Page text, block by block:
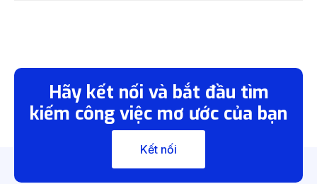
Hãy kết nối và bắt đầu tìm
kiếm công việc mơ ước của bạn
Kết nối